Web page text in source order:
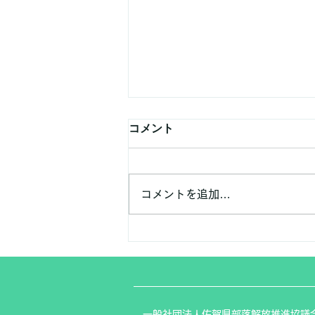
コメント
コメントを追加…